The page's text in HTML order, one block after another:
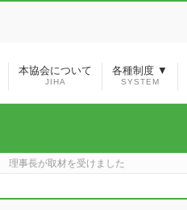
本協会について
JIHA
各種制度 ▼
SYSTEM
事長が取材を受けました